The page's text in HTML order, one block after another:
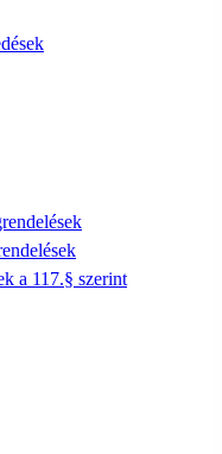
a 117.§ szerint